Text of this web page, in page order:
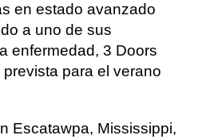
en estado avanzado
a uno de sus
enfermedad, 3 Doors
para el verano
Escatawpa, Mississippi,